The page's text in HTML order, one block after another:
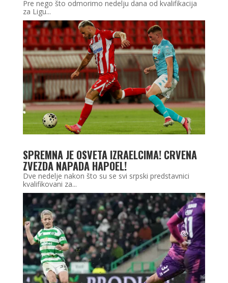
Pre nego što odmorimo nedelju dana od kvalifikacija
za Ligu...
SPREMNA JE OSVETA IZRAELCIMA! CRVENA
ZVEZDA NAPADA HAPOEL!
Dve nedelje nakon što su se svi srpski predstavnici
kvalifikovani za...